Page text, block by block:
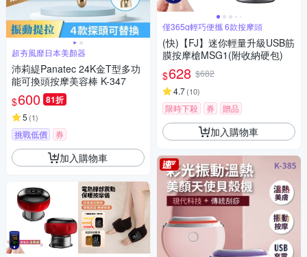
超夯風靡日本美顏器
沛莉緹Panatec 24K金T型多功
能可換頭按摩美容棒 K-347
$600 81折
5 (1)
挑戰低價 券
加入購物車
僅365g輕巧便攜 6款按摩頭
(快)【FJ】迷你輕量升級USB筋
膜按摩槍MSG1(附收納硬包)
$628 $682
4.7(10)
限時下殺 券 贈品
加入購物車